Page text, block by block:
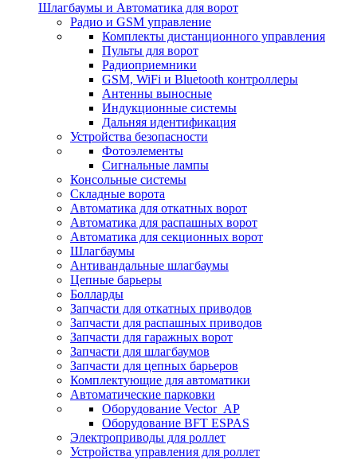
Шлагбаумы и Автоматика для ворот
Радио и GSM управление
Комплекты дистанционного управления
Пульты для ворот
Радиоприемники
GSM, WiFi и Bluetooth контроллеры
Антенны выносные
Индукционные системы
Дальняя идентификация
Устройства безопасности
Фотоэлементы
Сигнальные лампы
Консольные системы
Складные ворота
Автоматика для откатных ворот
Автоматика для распашных ворот
Автоматика для секционных ворот
Шлагбаумы
Антивандальные шлагбаумы
Цепные барьеры
Болларды
Запчасти для откатных приводов
Запчасти для распашных приводов
Запчасти для гаражных ворот
Запчасти для шлагбаумов
Запчасти для цепных барьеров
Комплектующие для автоматики
Автоматические парковки
Оборудование Vector_AP
Оборудование BFT ESPAS
Электроприводы для роллет
Устройства управления для роллет